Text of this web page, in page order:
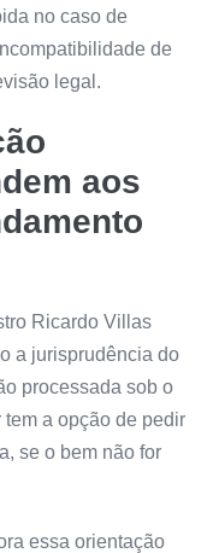
no caso de
de
legal.
aos
Ricardo Villas
a jurisprudência do
processada sob o
a opção de pedir
se o bem não for
essa orientação